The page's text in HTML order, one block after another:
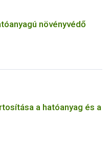
növényvédő
a hatóanyag és a